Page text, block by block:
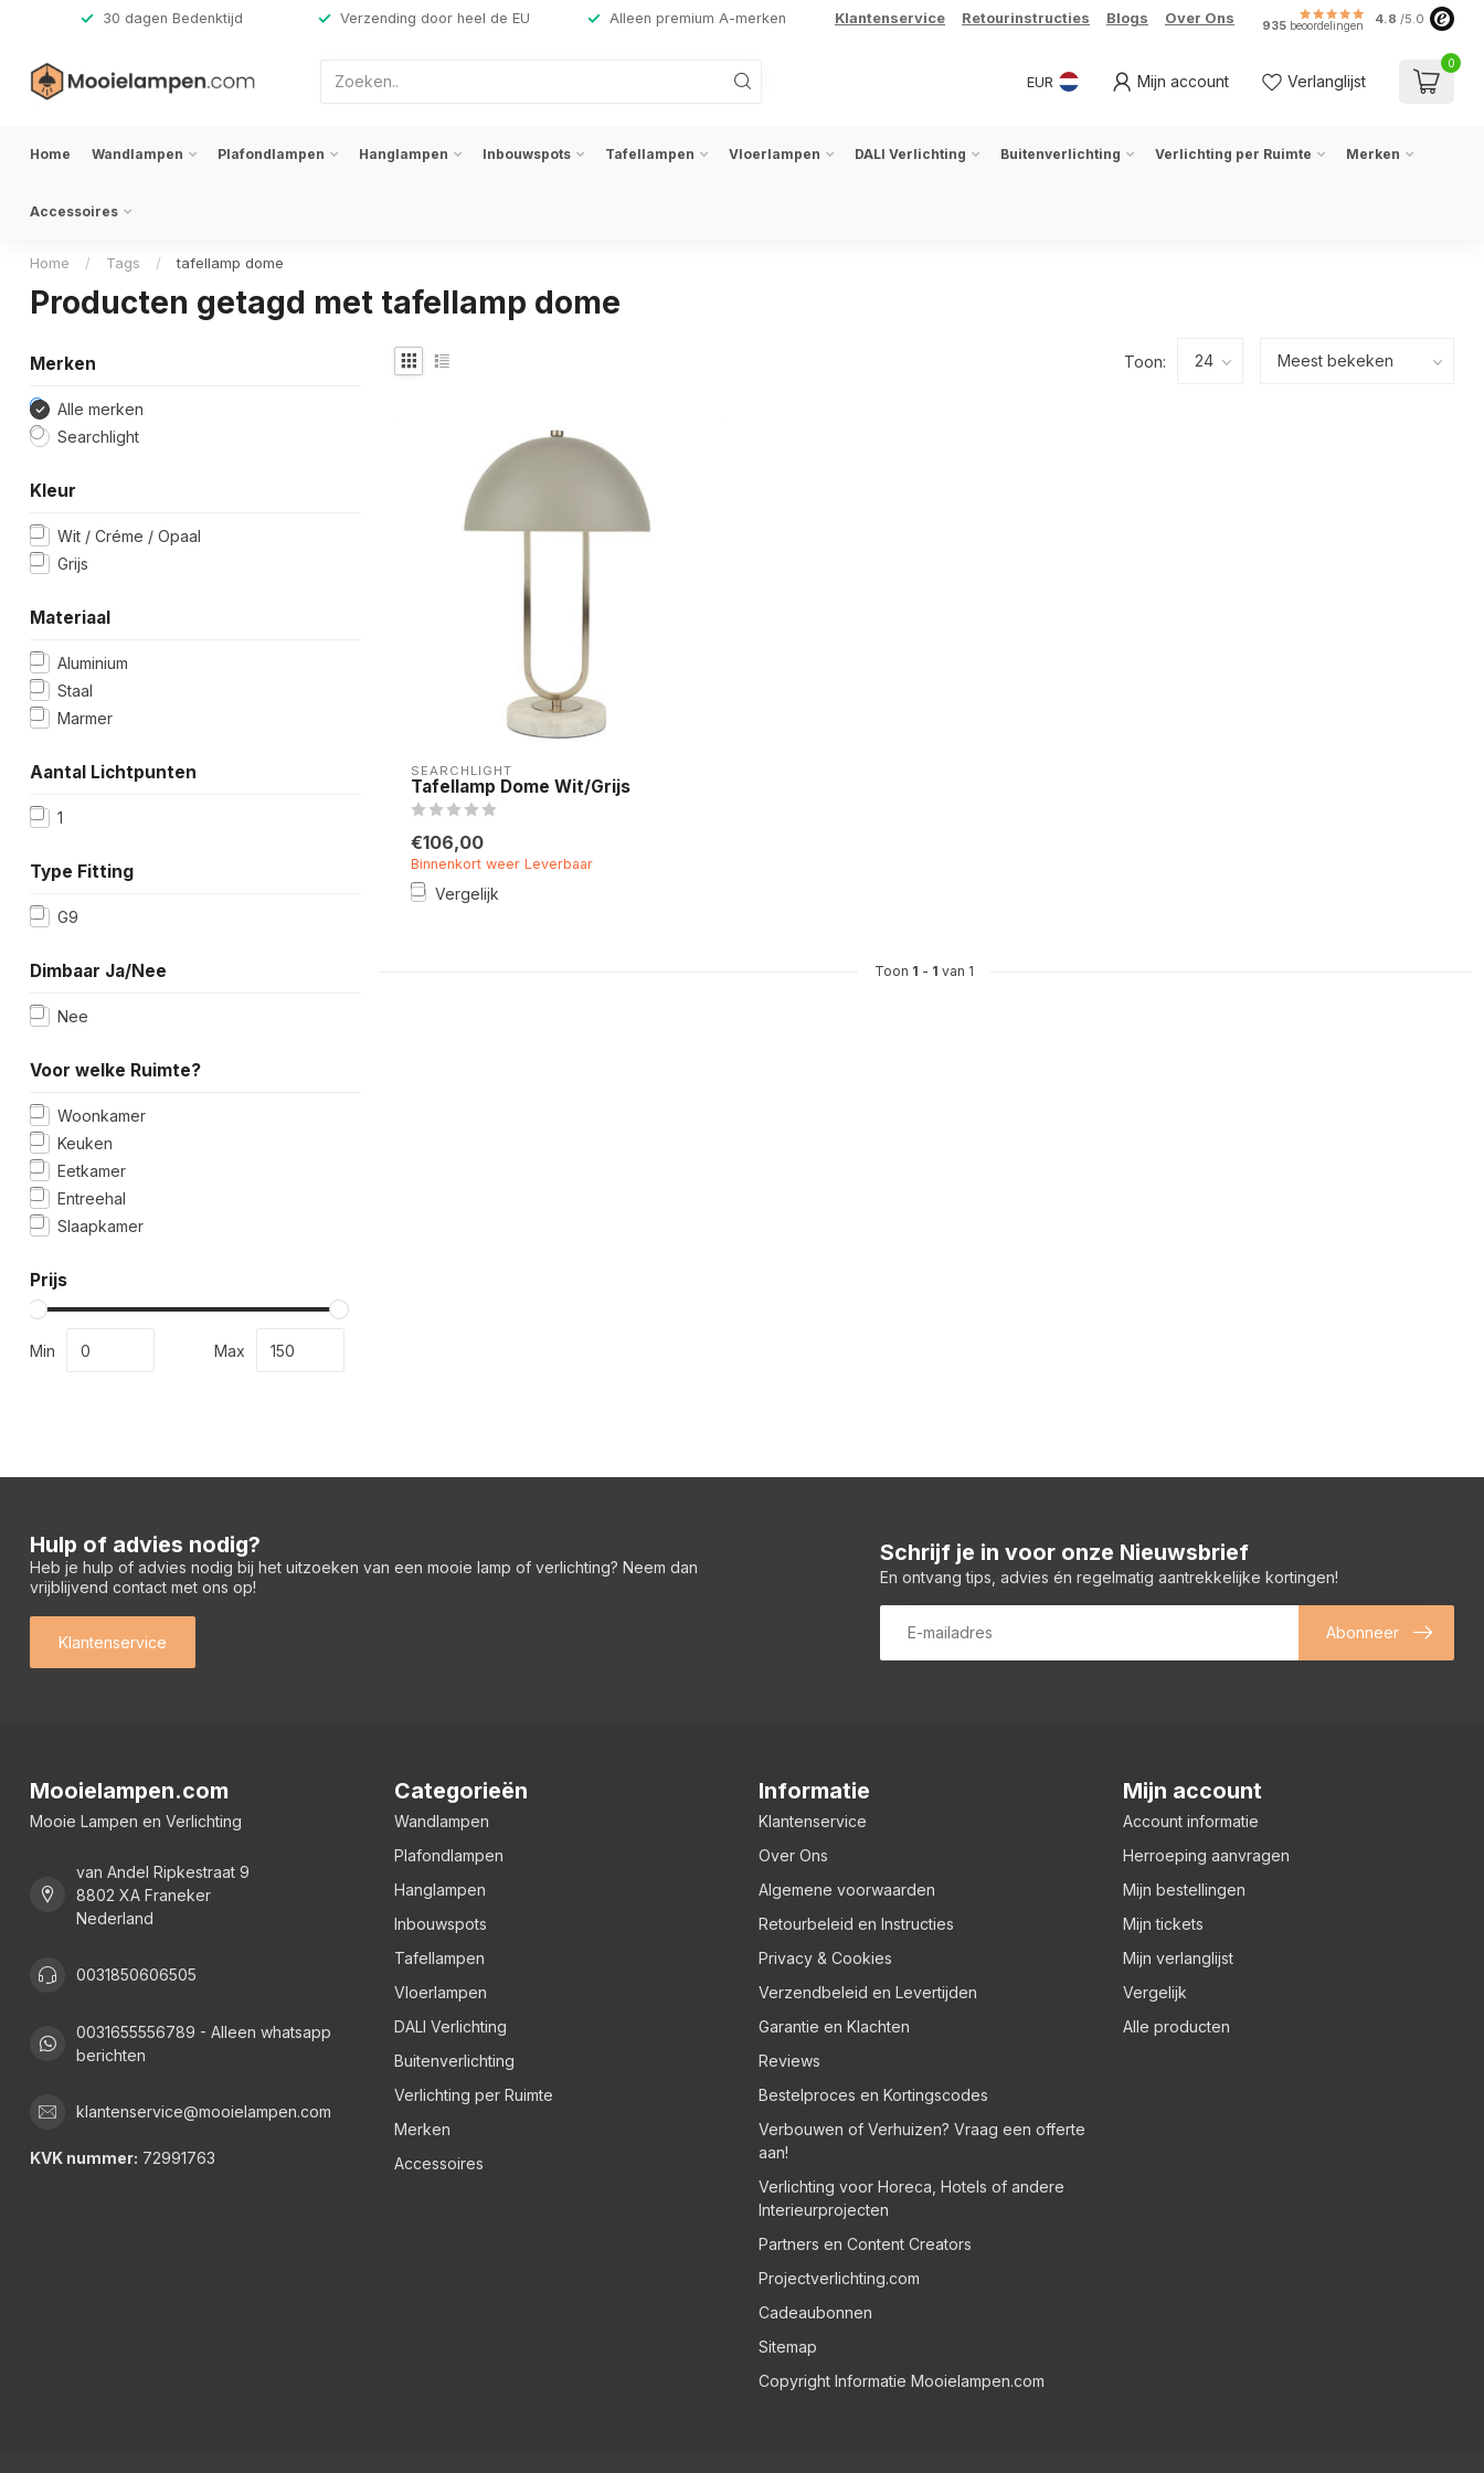
30 dagen Bedenktijd Verzending door heel de EU Alleen premium A-merken Klantenservice Retourinstructies Blogs Over Ons 935 beoordelingen 4.8 /5.0
EUR Mijn account Verlanglijst
0
Home Wandlampen Plafondlampen Hanglampen Inbouwspots Tafellampen Vloerlampen DALI Verlichting Buitenverlichting Verlichting per Ruimte Merken
Accessoires
Home / Tags / tafellamp dome
Producten getagd met tafellamp dome
Merken
Alle merken
Searchlight
Kleur
Wit / Créme / Opaal
Grijs
Materiaal
Aluminium
Staal
Marmer
Aantal Lichtpunten
1
Type Fitting
G9
Dimbaar Ja/Nee
Nee
Voor welke Ruimte?
Woonkamer
Keuken
Eetkamer
Entreehal
Slaapkamer
Prijs
Min Max
Toon:
SEARCHLIGHT
Tafellamp Dome Wit/Grijs
€106,00
Binnenkort weer Leverbaar
Vergelijk
Toon 1 - 1 van 1
Hulp of advies nodig?
Heb je hulp of advies nodig bij het uitzoeken van een mooie lamp of verlichting? Neem dan
vrijblijvend contact met ons op!
Klantenservice
Schrijf je in voor onze Nieuwsbrief
En ontvang tips, advies én regelmatig aantrekkelijke kortingen!
Abonneer
Mooielampen.com
Mooie Lampen en Verlichting
van Andel Ripkestraat 9
8802 XA Franeker
Nederland
0031850606505
0031655556789 - Alleen whatsapp
berichten
klantenservice@mooielampen.com
KVK nummer: 72991763
Categorieën
Wandlampen
Plafondlampen
Hanglampen
Inbouwspots
Tafellampen
Vloerlampen
DALI Verlichting
Buitenverlichting
Verlichting per Ruimte
Merken
Accessoires
Informatie
Klantenservice
Over Ons
Algemene voorwaarden
Retourbeleid en Instructies
Privacy & Cookies
Verzendbeleid en Levertijden
Garantie en Klachten
Reviews
Bestelproces en Kortingscodes
Verbouwen of Verhuizen? Vraag een offerte
aan!
Verlichting voor Horeca, Hotels of andere
Interieurprojecten
Partners en Content Creators
Projectverlichting.com
Cadeaubonnen
Sitemap
Copyright Informatie Mooielampen.com
Mijn account
Account informatie
Herroeping aanvragen
Mijn bestellingen
Mijn tickets
Mijn verlanglijst
Vergelijk
Alle producten